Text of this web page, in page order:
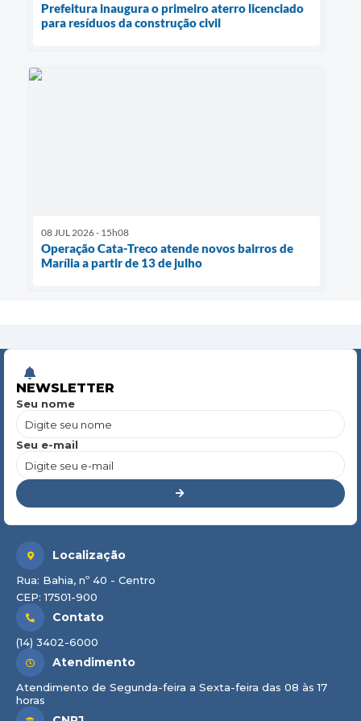
Prefeitura inaugura o primeiro aterro licenciado
para resíduos da construção civil
08 JUL 2026 - 15h08
Operação Cata-Treco atende novos bairros de
Marília a partir de 13 de julho
NEWSLETTER
Seu nome
Seu e-mail
Localização
Rua: Bahia, nº 40 - Centro
CEP: 17501-900
Contato
(14) 3402-6000
Atendimento
Atendimento de Segunda-feira a Sexta-feira das 08 às 17
horas